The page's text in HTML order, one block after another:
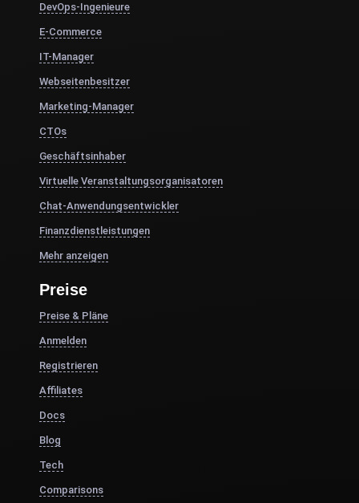
DevOps-Ingenieure
E-Commerce
IT-Manager
Webseitenbesitzer
Marketing-Manager
CTOs
Geschäftsinhaber
Virtuelle Veranstaltungsorganisatoren
Chat-Anwendungsentwickler
Finanzdienstleistungen
Mehr anzeigen
Preise
Preise & Pläne
Anmelden
Registrieren
Affiliates
Docs
Blog
Tech
Comparisons